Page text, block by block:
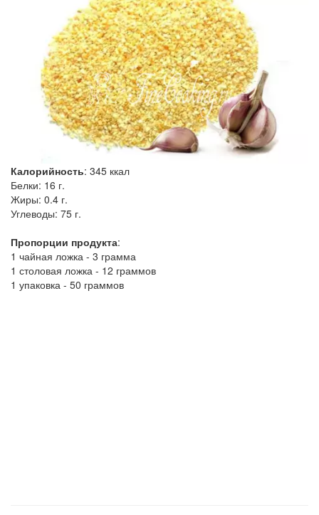
Калорийность: 345 ккал
Белки: 16 г.
Жиры: 0.4 г.
Углеводы: 75 г.
Пропорции продукта:
1 чайная ложка - 3 грамма
1 столовая ложка - 12 граммов
1 упаковка - 50 граммов